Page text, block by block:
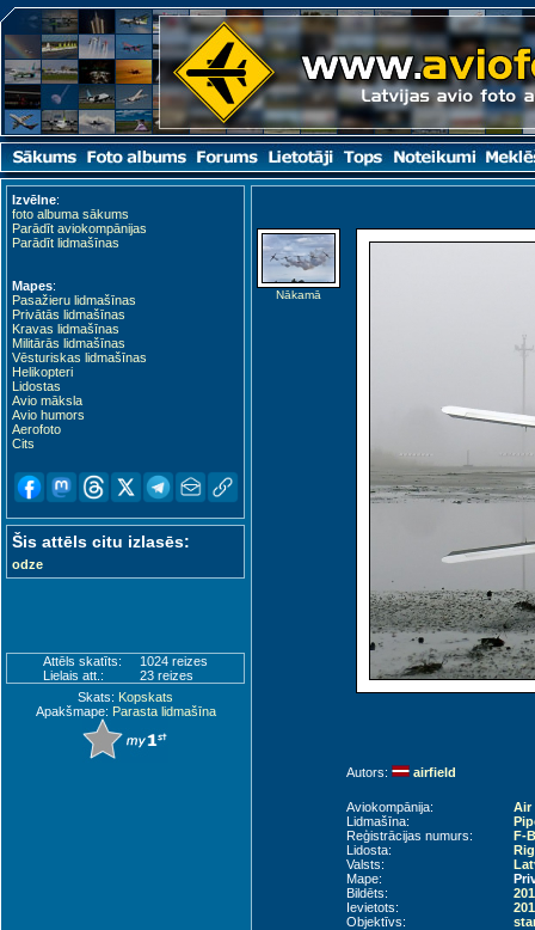
Izvēlne:
foto albuma sākums
Parādīt aviokompānijas
Parādīt lidmašīnas
Mapes:
Pasažieru lidmašīnas
Privātās lidmašīnas
Kravas lidmašīnas
Militārās lidmašīnas
Vēsturiskas lidmašīnas
Helikopteri
Lidostas
Avio māksla
Avio humors
Aerofoto
Cits
Šis attēls citu izlasēs:
odze
Attēls skatīts:
1024 reizes
Lielais att.:
23 reizes
Skats: Kopskats
Apakšmape: Parasta lidmašīna
Nākamā
Autors: airfield
Aviokompānija:
Air
Lidmašīna:
Reģistrācijas numurs:
F-
Lidosta:
Valsts:
Mape:
Bildēts:
Ievietots:
Objektīvs: